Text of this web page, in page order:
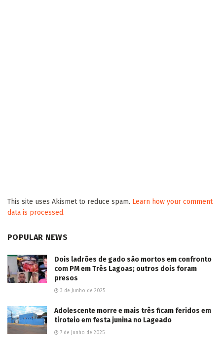
This site uses Akismet to reduce spam. Learn how your comment
data is processed.
POPULAR NEWS
Dois ladrões de gado são mortos em confronto
com PM em Três Lagoas; outros dois foram
presos
3 de Junho de 2025
Adolescente morre e mais três ficam feridos em
tiroteio em festa junina no Lageado
7 de Junho de 2025